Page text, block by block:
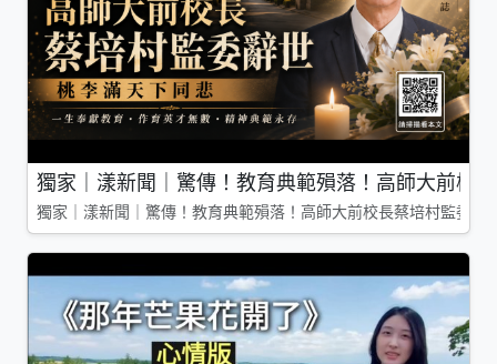
獨家｜漾新聞｜驚傳！教育典範殞落！高師大前校
獨家｜漾新聞｜驚傳！教育典範殞落！高師大前校長蔡培村監委